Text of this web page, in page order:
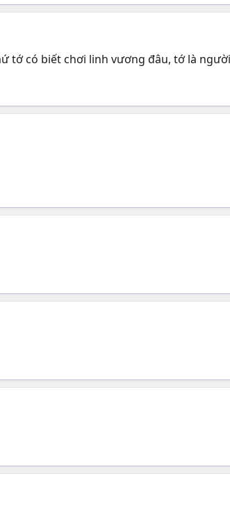
có biết chơi linh vương đâu, tớ là